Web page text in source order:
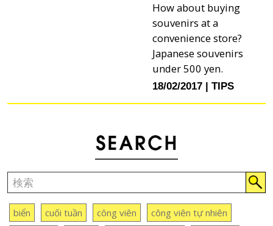
How about buying
souvenirs at a
convenience store?
Japanese souvenirs
under 500 yen.
18/02/2017 TIPS
biển cuối tuần công viên
công viên tự nhiên